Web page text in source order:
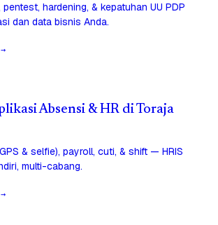
hardening, & kepatuhan UU PDP
dan data bisnis Anda.
Absensi & HR di Toraja
& selfie), payroll, cuti, & shift — HRIS
multi-cabang.